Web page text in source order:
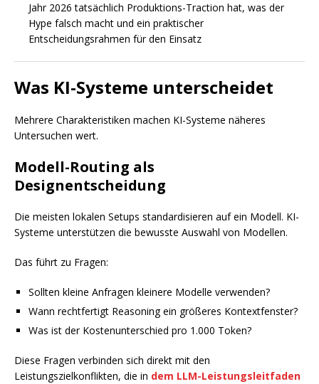
Jahr 2026 tatsächlich Produktions-Traction hat, was der
Hype falsch macht und ein praktischer
Entscheidungsrahmen für den Einsatz
Was KI-Systeme unterscheidet
Mehrere Charakteristiken machen KI-Systeme näheres
Untersuchen wert.
Modell-Routing als
Designentscheidung
Die meisten lokalen Setups standardisieren auf ein Modell. KI-
Systeme unterstützen die bewusste Auswahl von Modellen.
Das führt zu Fragen:
Sollten kleine Anfragen kleinere Modelle verwenden?
Wann rechtfertigt Reasoning ein größeres Kontextfenster?
Was ist der Kostenunterschied pro 1.000 Token?
Diese Fragen verbinden sich direkt mit den
Leistungszielkonflikten, die in dem LLM-Leistungsleitfaden